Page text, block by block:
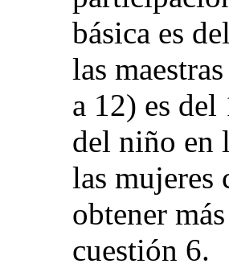
básica es
las
a 12) es
del niño en
las mujeres
obtener
cuestión 6.